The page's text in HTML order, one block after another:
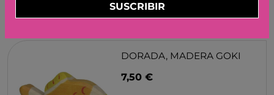
DORADA, MADERA GOKI
7,50 €
SUSCRIBIR